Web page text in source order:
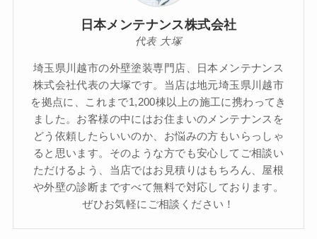
日本メンテナンス株式会社
代表 大塚
埼玉県川越市の外壁塗装専門店、日本メンテナンス
株式会社代表の大塚です。当店は地元埼玉県川越市
を拠点に、これまで1,200棟以上の施工に携わってき
ました。お客様の中にはお住まいのメンテナンスを
どう依頼したらいいのか、お悩みの方もいらっしゃ
ると思います。そのような方でも安心してご相談い
ただけるよう、当店ではお見積りはもちろん、屋根
や外壁の診断まですべて無料で対応しております。
ぜひお気軽にご相談ください！